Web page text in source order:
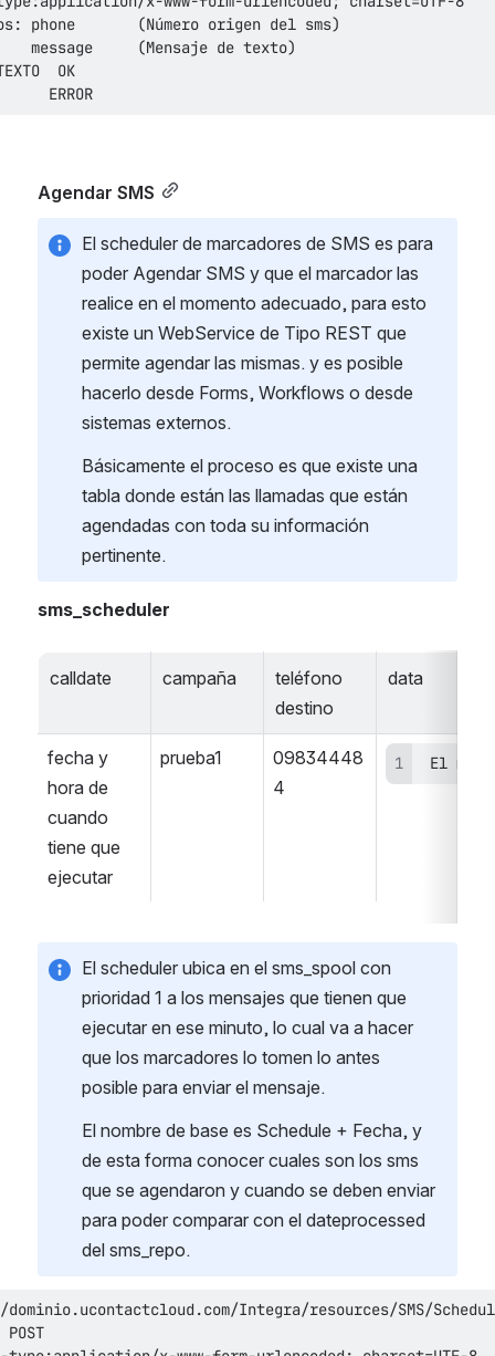
ERROR
Agendar SMS
El scheduler de marcadores de SMS es para
poder Agendar SMS y que el marcador las
realice en el momento adecuado, para esto
existe un WebService de Tipo REST que
permite agendar las mismas. y es posible
hacerlo desde Forms, Workflows o desde
sistemas externos.
Básicamente el proceso es que existe una
tabla donde están las llamadas que están
agendadas con toda su información
pertinente.
sms_scheduler
calldate campaña
teléfono
destino
data
fecha y
hora de
cuando
tiene que
ejecutar
prueba1
09834448
4
El
El scheduler ubica en el sms_spool con
prioridad 1 a los mensajes que tienen que
ejecutar en ese minuto, lo cual va a hacer
que los marcadores lo tomen lo antes
posible para enviar el mensaje.
El nombre de base es Schedule + Fecha, y
de esta forma conocer cuales son los sms
que se agendaron y cuando se deben enviar
para poder comparar con el dateprocessed
del sms_repo.